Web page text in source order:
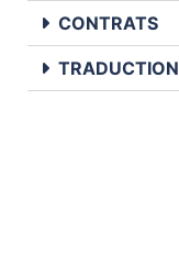
CONTRATS
TRADUCTION